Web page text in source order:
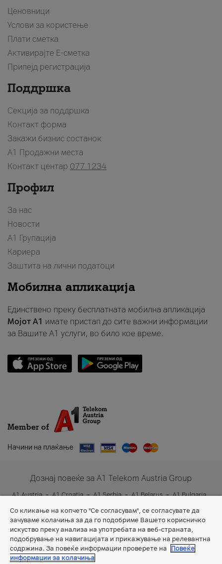
Ценовници
Услови за користење
Плати сметка
Активирајте Е-сметка
Припејд регистрација
Поддршка
Секција за поддршка
Контакт форма
Закажи бизнис состанок
A1 Продажни места
Контакт центар 077 1234
Профил
За нас
Новости
А1 Групација
Кариера
Заштита на лични податоци
Мобилна апликација
Единствено преку бесплатната мобилна апликација
Мојот A1 имате пристап до сите важни информации
за Вашите A1 услуги, во било кое време.
Member of
Начини на плаќање
Дознај повеќе за A1 Telekom Austria Group
A1 Austria A1 Croatia A1 Serbia A1 Belarus
A1 Bulgaria
A1 Slovenia
A1 Digital
Со кликање на копчето "Се согласувам", се согласувате да
зачуваме колачиња за да го подобриме Вашето корисничко
искуство преку анализа на употребата на веб-страната,
подобрување на навигацијата и прикажување на релевантна
содржина. За повеќе информации проверете на
Повеќе
информации за колачиња